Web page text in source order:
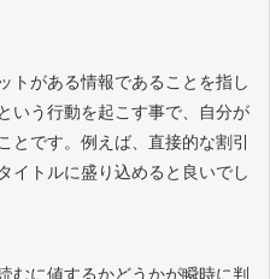
トがある情報であることを指し
いう行動を起こす事で、自分が
とです。例えば、直接的な割引
イトルに盛り込めると良いでし
むに値するかどうかが瞬時に判